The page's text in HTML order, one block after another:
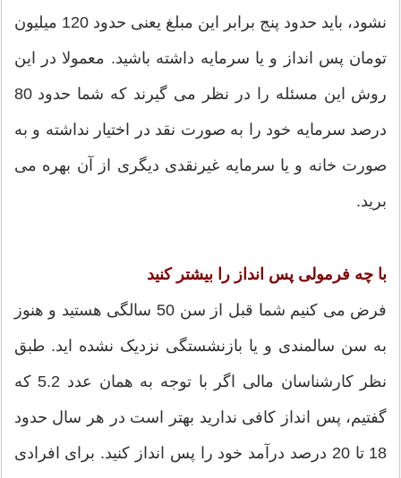
نشود، باید حدود پنج برابر این مبلغ یعنی حدود 120 میلیون
تومان پس انداز و یا سرمایه داشته باشید. معمولا در این
روش این مسئله را در نظر می گیرند که شما حدود 80
درصد سرمایه خود را به صورت نقد در اختیار نداشته و به
صورت خانه و یا سرمایه غیرنقدی دیگری از آن بهره می
برید.
با چه فرمولی پس انداز را بیشتر کنید
فرض می کنیم شما قبل از سن 50 سالگی هستید و هنوز
به سن سالمندی و یا بازنشستگی نزدیک نشده اید. طبق
نظر کارشناسان مالی اگر با توجه به همان عدد 5.2 که
گفتیم، پس انداز کافی ندارید بهتر است در هر سال حدود
18 تا 20 درصد درآمد خود را پس انداز کنید. برای افرادی